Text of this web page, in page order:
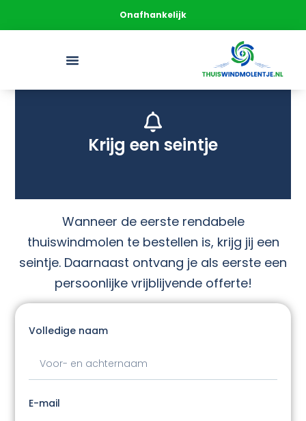
Onafhankelijk
Krijg een seintje
Wanneer de eerste rendabele
thuiswindmolen te bestellen is, krijg jij een
seintje. Daarnaast ontvang je als eerste een
persoonlijke vrijblijvende offerte!
Volledige naam
E-mail